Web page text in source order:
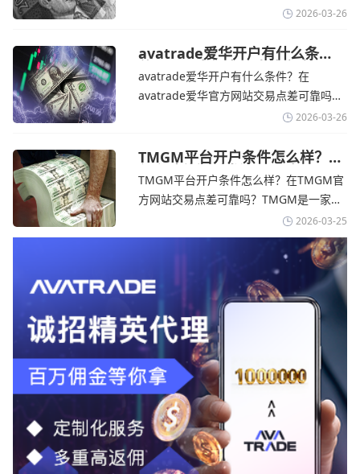
存放在澳大利亚国民银行等顶级银行的独
TMGM官网交易资讯了解，伊朗外交部长
表示，尽管德黑兰高级官员正在审查美国
结束战争的提议
2026-03-26
avatrade爱华开户有什么条
件？亚洲市场交易喜忧参半-
avatrade爱华官网
avatrade爱华开户有什么条件？在
avatrade爱华官方网站交易点差可靠吗？‌‌‌
avatrade爱华平台的新手可以用很小的成
标准的MT4、MT5，以及自研的
AvaTradeGO和AvaOptions。通过
avatrade爱华官网交易资讯了解，据伊朗
2026-03-26
TMGM平台开户条件怎么样？美
伊和谈传闻引发油价暴跌-
TMGM官网
TMGM平台开户条件怎么样？在TMGM官
方网站交易点差可靠吗？‌‌‌TMGM是一家交
易成本极低、产品极其丰富、ASIC监管
+千万保险加持的全球知名经纪商，特别适
合活跃交易者和股票CFD投资者。通过
TMGM官网交易资讯了解，周三亚洲交易
时段,油价暴跌逾6%,布伦特原油跌破每桶
100美元
2026-03-25